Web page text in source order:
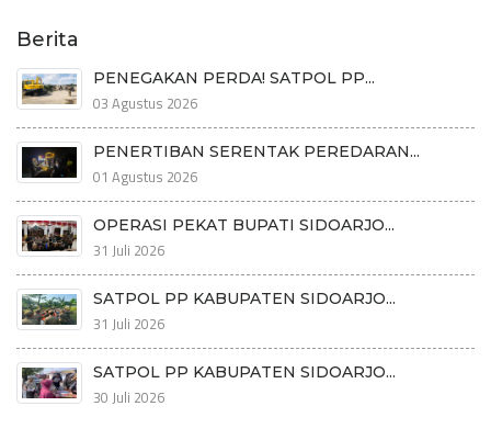
Berita
PENEGAKAN PERDA! SATPOL PP...
03 Agustus 2026
PENERTIBAN SERENTAK PEREDARAN...
01 Agustus 2026
OPERASI PEKAT BUPATI SIDOARJO...
31 Juli 2026
SATPOL PP KABUPATEN SIDOARJO...
31 Juli 2026
SATPOL PP KABUPATEN SIDOARJO...
30 Juli 2026